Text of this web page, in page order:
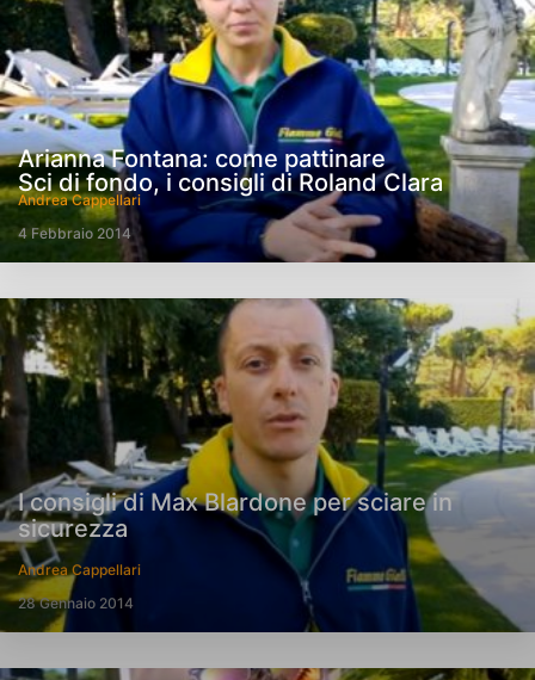
Arianna Fontana: come pattinare
Andrea Cappellari
4 Febbraio 2014
I consigli di Max Blardone per sciare in
sicurezza
Andrea Cappellari
28 Gennaio 2014
Sci di fondo, i consigli di Roland Clara